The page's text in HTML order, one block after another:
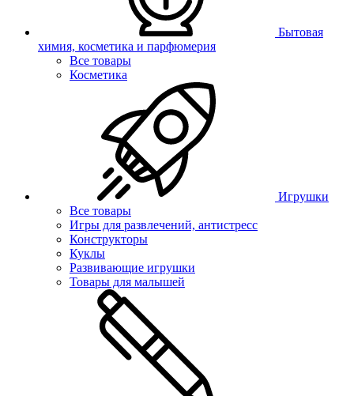
Бытовая
химия, косметика и парфюмерия
Все товары
Косметика
Игрушки
Все товары
Игры для развлечений, антистресс
Конструкторы
Куклы
Развивающие игрушки
Товары для малышей